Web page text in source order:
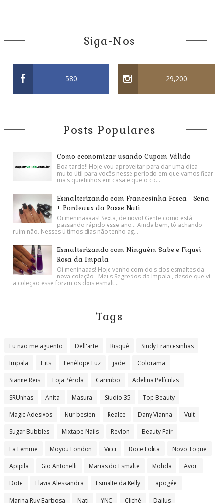
Siga-Nos
580 29,200
Posts Populares
Como economizar usando Cupom Válido
Boa tarde!! Hoje vou aproveitar para dar uma dica
muito útil para vocês nesse período em que vamos ficar
mais quietinhos em casa e que o co...
Esmalterizando com Francesinha Fosca - Sena
+ Bordeaux da Passe Nati
Oi meninaaaas! Sexta, de novo! Gente como está
passando rápido esse ano... Ainda bem, tô achando
ruim não. Nesses últimos dias não tenho ag...
Esmalterizando com Ninguém Sabe e Fiquei
Rosa da Impala
Oi meninaaas! Hoje venho com dois dos esmaltes da
nova coleção Meus Segredos da Impala , desde que vi
a coleção esse foram os dois esmalt...
Tags
Eu não me aguento Dell'arte Risqué Sindy Francesinhas
Impala Hits Penélope Luz jade Colorama
Sianne Reis Loja Pérola Carimbo Adelina Películas
SRUnhas Anita Masura Studio 35 Top Beauty
Magic Adesivos Nur besten Realce Dany Vianna Vult
Sugar Bubbles Mixtape Nails Revlon Beauty Fair
La Femme Moyou London Vicci Doce Lolita Novo Toque
Apipila Gio Antonelli Marias do Esmalte Mohda Avon
Dote Flavia Alessandra Esmalte da Kelly Lapogée
Marina Ruy Barbosa Nati YNC Cliché Dailus